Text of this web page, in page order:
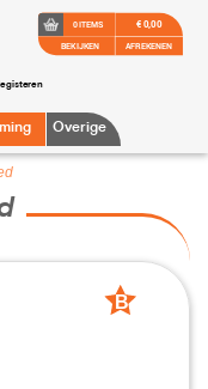
Overige
0 ITEMS
BEKIJKEN
€ 0,00
AFREKENEN
B